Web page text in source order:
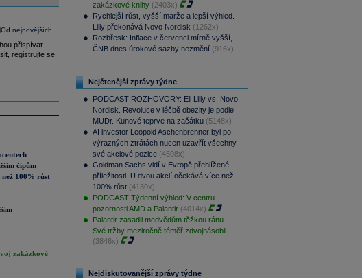
Od nejnovějších
přispívat
registrujte se
čipům
100% růst
zakázkové
zakázkové knihy (2403x)
Rychlejší růst, vyšší marže a lepší výhled.
Lilly překonává Novo Nordisk (1262x)
Rozbřesk: Inflace v červenci mírně vyšší,
ČNB dnes úrokové sazby nezmění (916x)
Nejčtenější zprávy týdne
PODCAST ROZHOVORY: Eli Lilly vs. Novo
Nordisk. Revoluce v léčbě obezity je podle
MUDr. Kunové teprve na začátku (5148x)
AI investor Leopold Aschenbrenner byl po
výrazných ztrátách nucen uzavřít všechny
své akciové pozice (4508x)
Goldman Sachs vidí v Evropě přehlížené
příležitosti. U dvou akcií očekává více než
100% růst (4130x)
PODCAST Týdenní výhled: V centru
pozornosti AMD a Palantir (4014x)
Palantir zasadil medvědům těžkou ránu.
Své tržby meziročně téměř zdvojnásobil
(3846x)
Nejdiskutovanější zprávy týdne